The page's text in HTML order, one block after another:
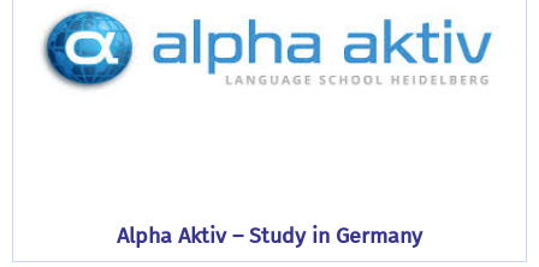
Alpha Aktiv – Study in Germany